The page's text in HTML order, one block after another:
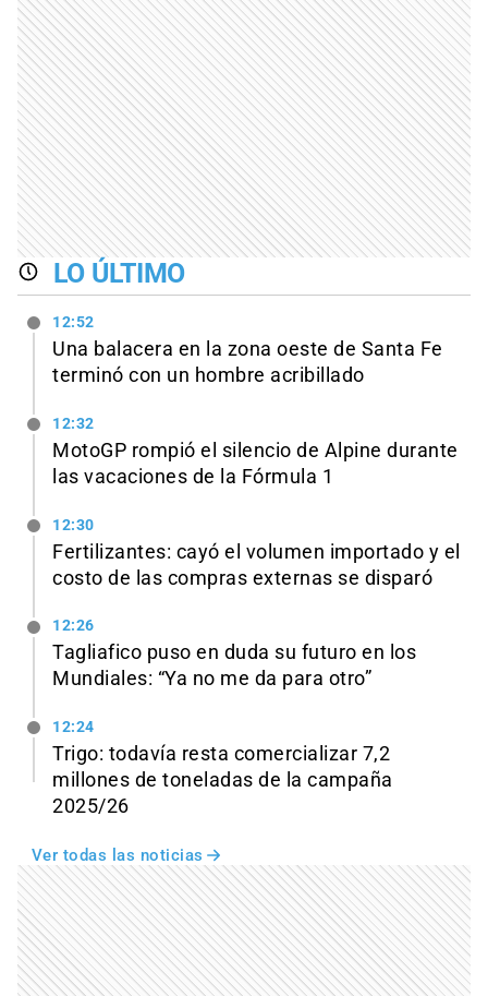
LO ÚLTIMO
12:52
Una balacera en la zona oeste de Santa Fe
terminó con un hombre acribillado
12:32
MotoGP rompió el silencio de Alpine durante
las vacaciones de la Fórmula 1
12:30
Fertilizantes: cayó el volumen importado y el
costo de las compras externas se disparó
12:26
Tagliafico puso en duda su futuro en los
Mundiales: “Ya no me da para otro”
12:24
Trigo: todavía resta comercializar 7,2
millones de toneladas de la campaña
2025/26
Ver todas las noticias